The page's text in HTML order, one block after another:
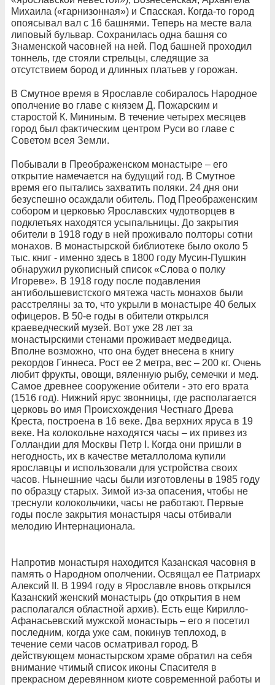
Михаила («гарнизонная») и Спасская. Когда-то город
опоясывал вал с 16 башнями. Теперь на месте вала
липовый бульвар. Сохранилась одна башня со
Знаменской часовней на ней. Под башней проходил
тоннель, где стояли стрельцы, следящие за
отсутствием бород и длинных платьев у горожан.
В Смутное время в Ярославле собиралось Народное
ополчение во главе с князем Д. Пожарским и
старостой К. Мининым. В течение четырех месяцев
город был фактическим центром Руси во главе с
Советом всея Земли.
Побывали в Преображенском монастыре – его
открытие намечается на будущий год. В Смутное
время его пытались захватить поляки. 24 дня они
безуспешно осаждали обитель. Под Преображенским
собором и церковью Ярославских чудотворцев в
подклетьях находятся усыпальницы. До закрытия
обители в 1918 году в ней проживало полторы сотни
монахов. В монастырской библиотеке было около 5
тыс. книг - именно здесь в 1800 году Мусин-Пушкин
обнаружил рукописный список «Слова о полку
Игореве». В 1918 году после подавления
антибольшевистского мятежа часть монахов были
расстреляны за то, что укрыли в монастыре 40 белых
офицеров. В 50-е годы в обители открылся
краеведческий музей. Вот уже 28 лет за
монастырскими стенами проживает медведица.
Вполне возможно, что она будет внесена в книгу
рекордов Гиннеса. Рост ее 2 метра, вес – 200 кг. Очень
любит фрукты, овощи, вяленную рыбу, семечки и мед.
Самое древнее сооружение обители - это его врата
(1516 год). Нижний ярус звонницы, где располагается
церковь во имя Происхождения Честнаго Древа
Креста, построена в 16 веке. Два верхних яруса в 19
веке. На колокольне находятся часы – их привез из
Голландии для Москвы Петр I. Когда они пришли в
негодность, их в качестве металлолома купили
ярославцы и использовали для устройства своих
часов. Нынешние часы были изготовлены в 1985 году
по образцу старых. Зимой из-за опасения, чтобы не
треснули колокольчики, часы не работают. Первые
годы после закрытия монастыря часы отбивали
мелодию Интернационала.
Напротив монастыря находится Казанская часовня в
память о Народном ополчении. Освящал ее Патриарх
Алексий II. В 1994 году в Ярославле вновь открылся
Казанский женский монастырь (до открытия в нем
располагался областной архив). Есть еще Кирилло-
Афанасьевский мужской монастырь – его я посетил
последним, когда уже сам, покинув теплоход, в
течение семи часов осматривал город. В
действующем монастырском храме обратил на себя
внимание чтимый список иконы Спасителя в
прекрасном деревянном киоте современной работы и